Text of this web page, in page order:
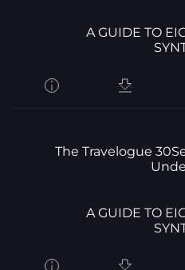
A GUIDE TO
1982 The Travelogue
A GUIDE TO